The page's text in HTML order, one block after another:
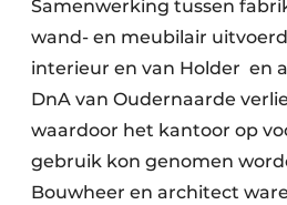
Samenwerking tussen
wand- en meubilair
interieur en van Holder en
DnA van Oudernaarde
waardoor het kantoor op
gebruik kon genomen
Bouwheer en architect